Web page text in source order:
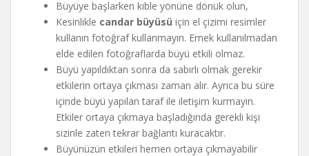
Büyüye başlarken kıble yönüne dönük olun,
Kesinlikle candar büyüsü için el çizimi resimler
kullanın fotoğraf kullanmayın. Emek kullanılmadan
elde edilen fotoğraflarda büyü etkili olmaz.
Büyü yapıldıktan sonra da sabırlı olmak gerekir
etkilerin ortaya çıkması zaman alır. Ayrıca bu süre
içinde büyü yapılan taraf ile iletişim kurmayın.
Etkiler ortaya çıkmaya başladığında gerekli kişi
sizinle zaten tekrar bağlantı kuracaktır.
Büyünüzün etkileri hemen ortaya çıkmayabilir